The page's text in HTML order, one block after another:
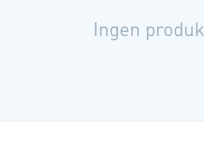
Ingen